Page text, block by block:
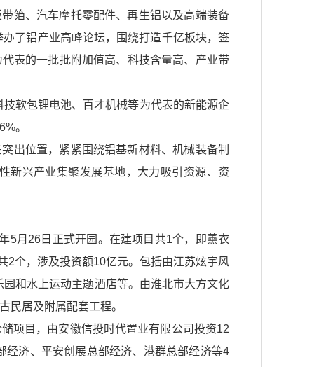
箔、汽车摩托零配件、再生铝以及高端装备
了铝产业高峰论坛，围绕打造千亿板块，签
表的一批批附加值高、科技含量高、产业带
软包锂电池、百才机械等为代表的新能源企
。
出位置，紧紧围绕铝基新材料、机械装备制
新兴产业集聚发展基地，大力吸引资源、资
5月26日正式开园。在建项目共1个，即薰衣
2个，涉及投资额10亿元。包括由江苏炫宇风
和水上运动主题酒店等。由淮北市大方文化
民居及附属配套工程。
项目，由安徽信投时代置业有限公司投资12
济、平安创展总部经济、港群总部经济等4